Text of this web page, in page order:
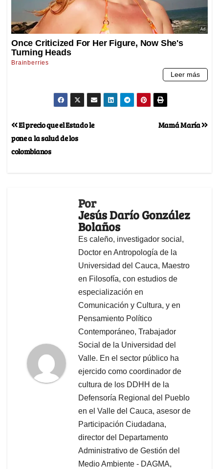
Mamá María
El precio que el Estado le
pone a la salud de los
colombianos
Por
Jesús Darío González
Bolaños
Es caleño, investigador social,
Doctor en Antropología de la
Universidad del Cauca, Maestro
en Filosofía, con estudios de
especialización en
Comunicación y Cultura, y en
Pensamiento Político
Contemporáneo, Trabajador
Social de la Universidad del
Valle. En el sector público ha
ejercido como coordinador de
cultura de los DDHH de la
Defensoría Regional del Pueblo
en el Valle del Cauca, asesor de
Participación Ciudadana,
director del Departamento
Administrativo de Gestión del
Medio Ambiente - DAGMA,